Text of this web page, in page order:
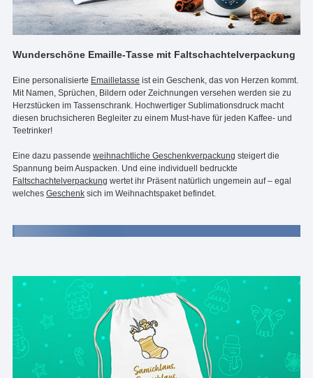
Wunderschöne Emaille-Tasse mit Faltschachtelverpackung
Eine personalisierte Emailletasse ist ein Geschenk, das von Herzen kommt.
Mit Namen, Sprüchen, Bildern oder Zeichnungen versehen werden sie zu
Herzstücken im Tassenschrank. Hochwertiger Sublimationsdruck macht
diesen bruchsicheren Begleiter zu einem Must-have für jeden Kaffee- und
Teetrinker!
Eine dazu passende weihnachtliche Geschenkverpackung steigert die
Spannung beim Auspacken. Und eine individuell bedruckte
Faltschachtelverpackung wertet ihr Präsent natürlich ungemein auf – egal
welches Geschenk sich im Weihnachtspaket befindet.